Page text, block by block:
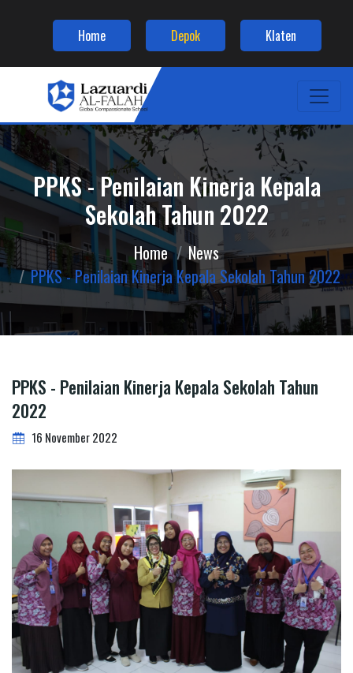
Home Depok Klaten
PPKS - Penilaian Kinerja Kepala
Sekolah Tahun 2022
Home
News
PPKS - Penilaian Kinerja Kepala Sekolah Tahun 2022
PPKS - Penilaian Kinerja Kepala Sekolah Tahun
2022
16 November 2022